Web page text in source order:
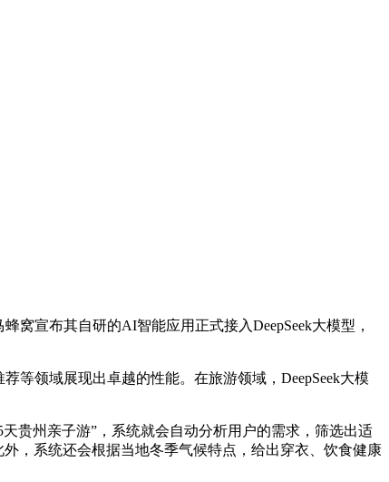
宣布其自研的AI智能应用正式接入DeepSeek大模型，
领域展现出卓越的性能。在旅游领域，DeepSeek大模
贵州亲子游”，系统就会自动分析用户的需求，筛选出适
，系统还会根据当地冬季气候特点，给出穿衣、饮食健康